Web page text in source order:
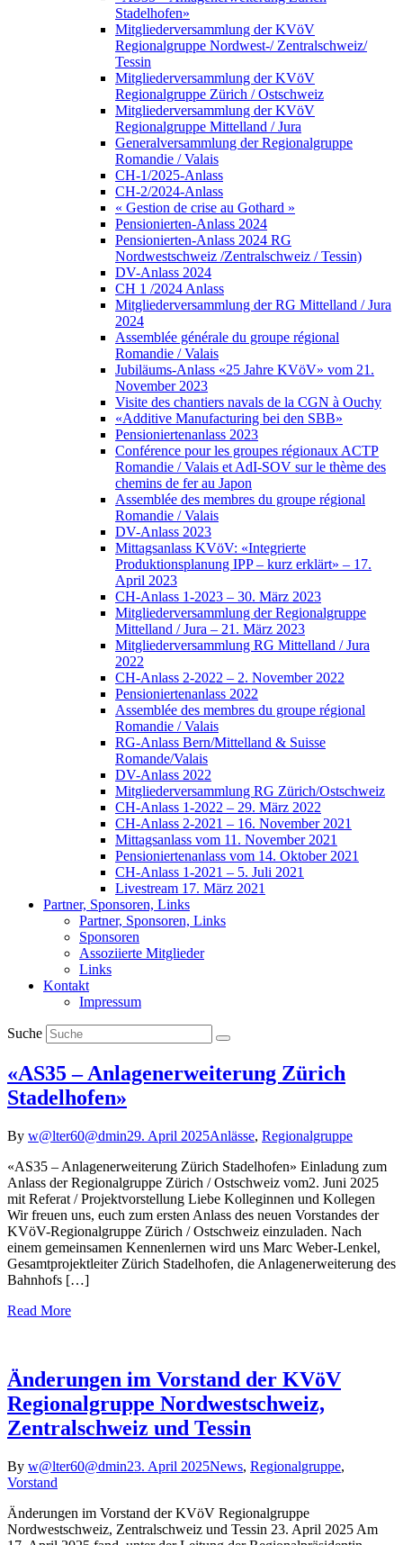
Stadelhofen»
Mitgliederversammlung der KVöV
Regionalgruppe Nordwest-/ Zentralschweiz/
Tessin
Mitgliederversammlung der KVöV
Regionalgruppe Zürich / Ostschweiz
Mitgliederversammlung der KVöV
Regionalgruppe Mittelland / Jura
Generalversammlung der Regionalgruppe
Romandie / Valais
CH-1/2025-Anlass
CH-2/2024-Anlass
« Gestion de crise au Gothard »
Pensionierten-Anlass 2024
Pensionierten-Anlass 2024 RG
Nordwestschweiz /Zentralschweiz / Tessin)
DV-Anlass 2024
CH 1 /2024 Anlass
Mitgliederversammlung der RG Mittelland / Jura
2024
Assemblée générale du groupe régional
Romandie / Valais
Jubiläums-Anlass «25 Jahre KVöV» vom 21.
November 2023
Visite des chantiers navals de la CGN à Ouchy
«Additive Manufacturing bei den SBB»
Pensioniertenanlass 2023
Conférence pour les groupes régionaux ACTP
Romandie / Valais et AdI-SOV sur le thème des
chemins de fer au Japon
Assemblée des membres du groupe régional
Romandie / Valais
DV-Anlass 2023
Mittagsanlass KVöV: «Integrierte
Produktionsplanung IPP – kurz erklärt» – 17.
April 2023
CH-Anlass 1-2023 – 30. März 2023
Mitgliederversammlung der Regionalgruppe
Mittelland / Jura – 21. März 2023
Mitgliederversammlung RG Mittelland / Jura
2022
CH-Anlass 2-2022 – 2. November 2022
Pensioniertenanlass 2022
Assemblée des membres du groupe régional
Romandie / Valais
RG-Anlass Bern/Mittelland & Suisse
Romande/Valais
DV-Anlass 2022
Mitgliederversammlung RG Zürich/Ostschweiz
CH-Anlass 1-2022 – 29. März 2022
CH-Anlass 2-2021 – 16. November 2021
Mittagsanlass vom 11. November 2021
Pensioniertenanlass vom 14. Oktober 2021
CH-Anlass 1-2021 – 5. Juli 2021
Livestream 17. März 2021
Partner, Sponsoren, Links
Partner, Sponsoren, Links
Sponsoren
Assoziierte Mitglieder
Links
Kontakt
Impressum
Suche
«AS35 – Anlagenerweiterung Zürich
Stadelhofen»
By w@lter60@dmin29. April 2025Anlässe, Regionalgruppe
«AS35 – Anlagenerweiterung Zürich Stadelhofen» Einladung zum
Anlass der Regionalgruppe Zürich / Ostschweiz vom2. Juni 2025
mit Referat / Projektvorstellung Liebe Kolleginnen und Kollegen
Wir freuen uns, euch zum ersten Anlass des neuen Vorstandes der
KVöV-Regionalgruppe Zürich / Ostschweiz einzuladen. Nach
einem gemeinsamen Kennenlernen wird uns Marc Weber-Lenkel,
Gesamtprojektleiter Zürich Stadelhofen, die Anlagenerweiterung des
Bahnhofs […]
Read More
Änderungen im Vorstand der KVöV
Regionalgruppe Nordwestschweiz,
Zentralschweiz und Tessin
By w@lter60@dmin23. April 2025News, Regionalgruppe,
Vorstand
Änderungen im Vorstand der KVöV Regionalgruppe
Nordwestschweiz, Zentralschweiz und Tessin 23. April 2025 Am